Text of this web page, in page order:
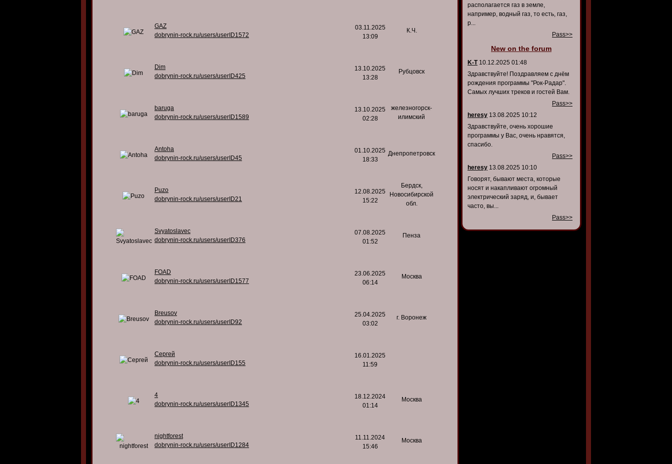
GAZ
dobrynin-rock.ru/users/userID1572
03.11.2025
13:09
К.Ч.
Dim
dobrynin-rock.ru/users/userID425
13.10.2025
13:28
Рубцовск
baruga
dobrynin-rock.ru/users/userID1589
13.10.2025
02:28
железногорск-
илимский
Antoha
dobrynin-rock.ru/users/userID45
01.10.2025
18:33
Днепропетровск
Puzo
dobrynin-rock.ru/users/userID21
12.08.2025
15:22
Бердск,
Новосибирской
обл.
Svyatoslavec
dobrynin-rock.ru/users/userID376
07.08.2025
01:52
Пенза
FOAD
dobrynin-rock.ru/users/userID1577
23.06.2025
06:14
Москва
Breusov
dobrynin-rock.ru/users/userID92
25.04.2025
03:02
г. Воронеж
Сергей
dobrynin-rock.ru/users/userID155
16.01.2025
11:59
4
dobrynin-rock.ru/users/userID1345
18.12.2024
01:14
Москва
nightforest
dobrynin-rock.ru/users/userID1284
11.11.2024
15:46
Москва
располагается газ в земле,
например, водный газ, то есть, газ,
р...
Pass>>
New on the forum
K-T10.12.2025 01:48
Здравствуйте! Поздравляем с днём
рождения программы "Рок-Радар".
Самых лучших треков и гостей Вам.
Pass>>
heresy 13.08.2025 10:12
Здравствуйте, очень хорошие
программы у Вас, очень нравятся,
спасибо.
Pass>>
heresy 13.08.2025 10:10
Говорят, бывают места, которые
носят и накапливают огромный
электрический заряд, и, бывает
часто, вы...
Pass>>